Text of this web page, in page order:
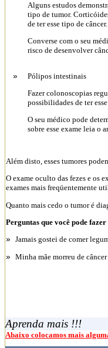
Alguns estudos
tipo de tumor.
de ter esse tipo de câncer.
Converse com o seu
risco de desenvolver
»
Pólipos intestinais
Fazer colonoscopias
possibilidades de ter
O seu médico pode
sobre esse exame leia o
Além disto, esses tumores
O exame oculto das fezes e os
exames mais freqüentemente
Quanto mais cedo o tumor é
Perguntas que você pode fazer
» Jamais gostei de comer
» Minha mãe morreu de
Aprenda mais !!!
Abaixo colocamos mais